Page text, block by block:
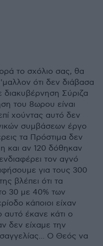
το σχόλιο σας, θα
ότι δεν διάβασα
Σύριζα
του 8ωρου είναι
χούντας αυτό δεν
συμβάσεων έργο
τα Πρόστιμα δεν
και αν 120 δόθηκαν
τον αγνό
για τους 300
βλέπει ότι τα
30 με 40% των
κάποιοι είχαν
αυτό έκανε κάτι ο
δεν είχαμε την
Ο Θεός να